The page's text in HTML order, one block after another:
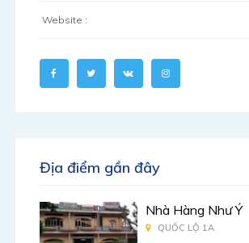
Website :
Địa điểm gần đây
Nhà Hàng Như Ý
QUỐC LỘ 1A